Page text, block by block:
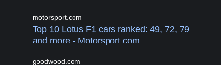
motorsport.com
Top 10 Lotus F1 cars ranked: 49, 72, 79
and more - Motorsport.com
goodwood.com